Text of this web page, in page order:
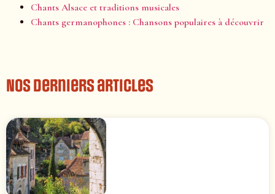
Chants Alsace et traditions musicales
Chants germanophones : Chansons populaires à découvrir
Nos derniers articles